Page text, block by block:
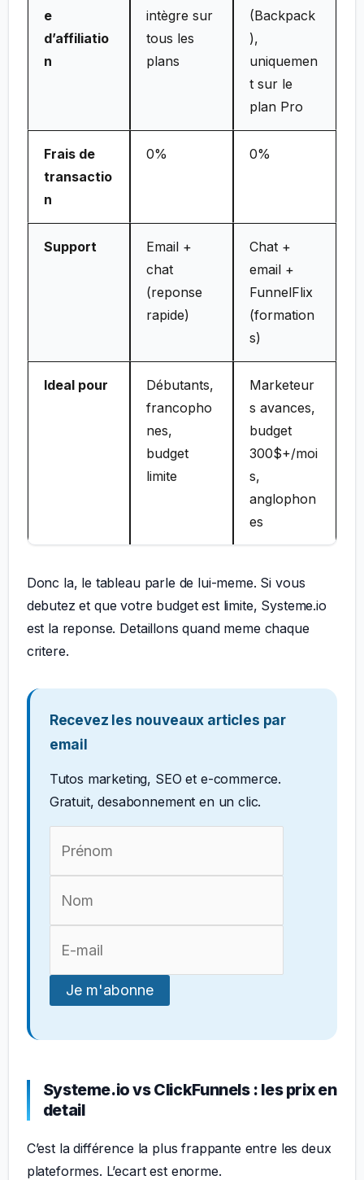
e
d’affiliatio
n
intègre sur
tous les
plans
(Backpack
),
uniquemen
t sur le
plan Pro
Frais de
transactio
n
0% 0%
Support
Email +
chat
(reponse
rapide)
Chat +
email +
FunnelFlix
(formation
s)
Ideal pour
Débutants,
francopho
nes,
budget
limite
Marketeur
s avances,
budget
300$+/moi
s,
anglophon
es
Donc la, le tableau parle de lui-meme. Si vous
debutez et que votre budget est limite, Systeme.io
est la reponse. Detaillons quand meme chaque
critere.
Recevez les nouveaux articles par
email
Tutos marketing, SEO et e-commerce.
Gratuit, desabonnement en un clic.
Systeme.io vs ClickFunnels : les prix en
detail
C’est la différence la plus frappante entre les deux
plateformes. L’ecart est enorme.